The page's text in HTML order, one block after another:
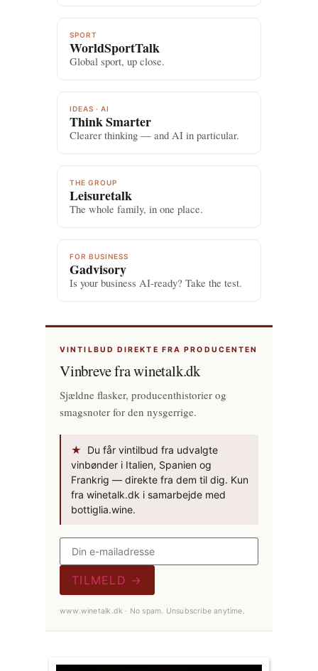
SPORT
WorldSportTalk
Global sport, up close.
IDEAS · AI
Think Smarter
Clearer thinking — and AI in particular.
THE GROUP
Leisuretalk
The whole family, in one place.
FOR BUSINESS
Gadvisory
Is your business AI-ready? Take the test.
VINTILBUD DIREKTE FRA PRODUCENTEN
Vinbreve fra winetalk.dk
Sjældne flasker, producenthistorier og
smagsnoter for den nysgerrige.
★
Du får vintilbud fra udvalgte
vinbønder i Italien, Spanien og
Frankrig — direkte fra dem til dig. Kun
fra winetalk.dk i samarbejde med
bottiglia.wine.
TILMELD →
www.winetalk.dk · No spam. Unsubscribe anytime.